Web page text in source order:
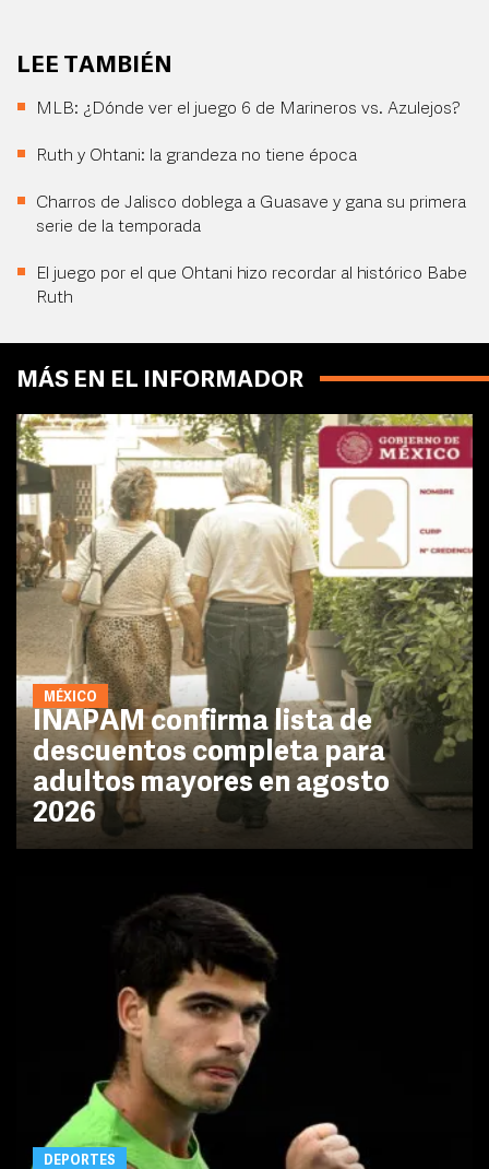
LEE TAMBIÉN
MLB: ¿Dónde ver el juego 6 de Marineros vs. Azulejos?
Ruth y Ohtani: la grandeza no tiene época
Charros de Jalisco doblega a Guasave y gana su primera
serie de la temporada
El juego por el que Ohtani hizo recordar al histórico Babe
Ruth
MÁS EN EL INFORMADOR
MÉXICO
INAPAM confirma lista de
descuentos completa para
adultos mayores en agosto
2026
DEPORTES